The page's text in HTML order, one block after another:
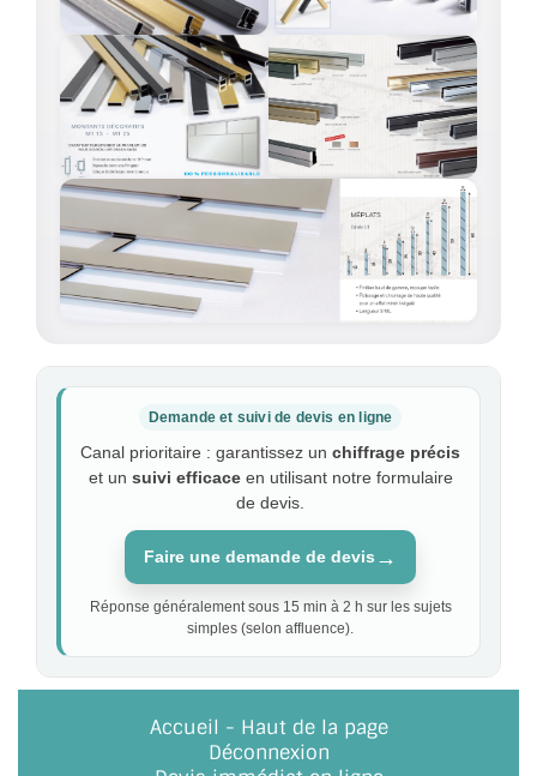
Demande et suivi de devis en ligne
Canal prioritaire : garantissez un chiffrage précis
et un suivi efficaceen utilisant notre formulaire
de devis.
Faire une demande de devis →
Réponse généralement sous 15 min à 2 h sur les sujets
simples (selon affluence).
Accueil - Haut de la page
Déconnexion